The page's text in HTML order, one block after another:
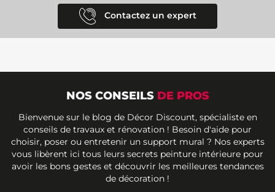
Contactez un expert
NOS CONSEILS DE PROS
Bienvenue sur le blog de Décor Discount, spécialiste en
conseils de travaux et rénovation ! Besoin d'aide pour
choisir, poser ou entretenir un support mural ? Nos experts
vous libèrent ici tous leurs secrets peinture intérieure pour
avoir les bons gestes et découvrir les meilleures tendances
de décoration !